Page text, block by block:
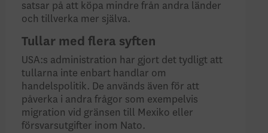
satsar på att köpa mindre från andra länder
och tillverka mer själva.
Tullar med flera syften
USA:s administration har gjort det tydligt att
tullarna inte enbart handlar om
handelspolitik. De används även för att
påverka i andra frågor som exempelvis
migration vid gränsen till Mexiko eller
försvarsutgifter inom Nato.